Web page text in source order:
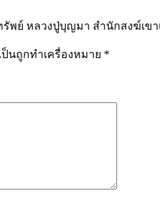
ย์ หลวงปู่บุญมา สำนักสงฆ์เขา
นถูกทำเครื่องหมาย *